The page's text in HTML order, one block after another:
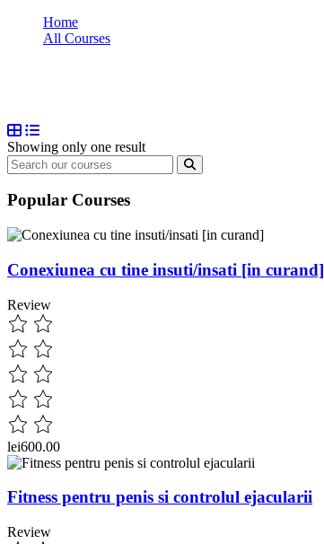
Home
All Courses
Showing only one result
Popular Courses
Conexiunea cu tine insuti/insati [in curand]
Review
lei600.00
Fitness pentru penis si controlul ejacularii
Review